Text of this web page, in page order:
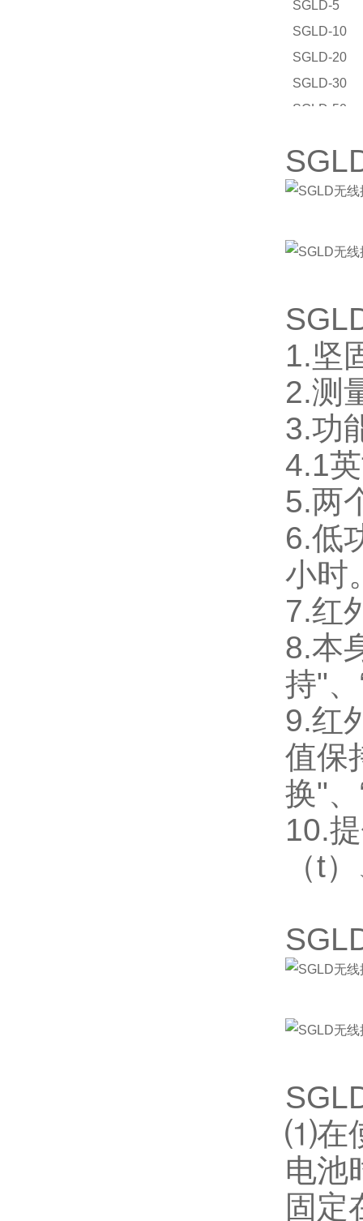
SGLD-5
SGLD-10
SGLD-20
SGLD-30
SGLD-50
SGLD-200
1.坚
2.测
3.功
4.1
5.两
6.低
小时
7.红
8.本
持"
9.红
值保
换"
10.
（t
⑴在
电池
固定